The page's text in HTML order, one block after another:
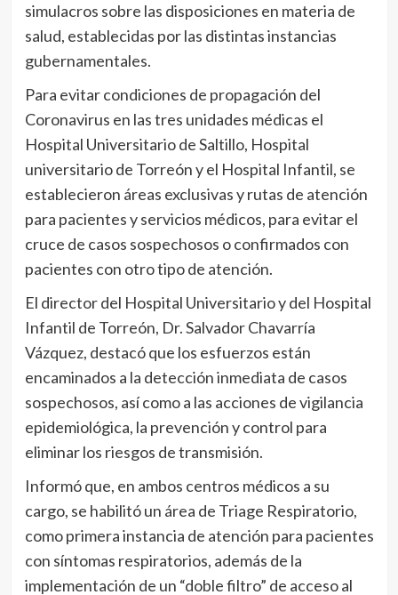
simulacros sobre las disposiciones en materia de
salud, establecidas por las distintas instancias
gubernamentales.
Para evitar condiciones de propagación del
Coronavirus en las tres unidades médicas el
Hospital Universitario de Saltillo, Hospital
universitario de Torreón y el Hospital Infantil, se
establecieron áreas exclusivas y rutas de atención
para pacientes y servicios médicos, para evitar el
cruce de casos sospechosos o confirmados con
pacientes con otro tipo de atención.
El director del Hospital Universitario y del Hospital
Infantil de Torreón, Dr. Salvador Chavarría
Vázquez, destacó que los esfuerzos están
encaminados a la detección inmediata de casos
sospechosos, así como a las acciones de vigilancia
epidemiológica, la prevención y control para
eliminar los riesgos de transmisión.
Informó que, en ambos centros médicos a su
cargo, se habilitó un área de Triage Respiratorio,
como primera instancia de atención para pacientes
con síntomas respiratorios, además de la
implementación de un “doble filtro” de acceso al